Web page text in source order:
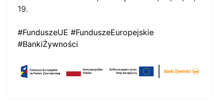
19.
#FunduszeUE #FunduszeEuropejskie
#BankiŻywności